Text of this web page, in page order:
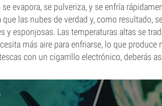
evapora, se pulveriza, y se enfría
las nubes de verdad y, como resultado,
y esponjosas. Las temperaturas altas se
más aire para enfriarse, lo que produce
con un cigarrillo electrónico, deberás